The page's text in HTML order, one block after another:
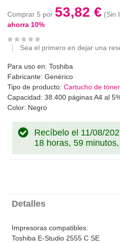
Comprar 5 por 53,82 €
ahorra 10%
Sea el primero en dejar una
Para uso en: Toshiba
Fabricante: Genérico
Tipo de producto: Cartucho de tóner
Capacidad: 38.400 páginas A4 al
Color: Negro
Recíbelo el 11/08/
18 horas, 59
Detalles
Impresoras compatibles:
Toshiba E-Studio 2555 C SE